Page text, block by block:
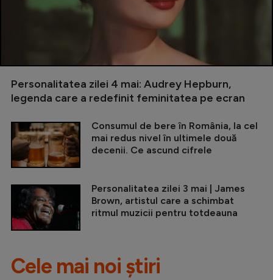
Personalitatea zilei 4 mai: Audrey Hepburn,
legenda care a redefinit feminitatea pe ecran
Consumul de bere în România, la cel
mai redus nivel în ultimele două
decenii. Ce ascund cifrele
Personalitatea zilei 3 mai | James
Brown, artistul care a schimbat
ritmul muzicii pentru totdeauna
Cele mai noi știri